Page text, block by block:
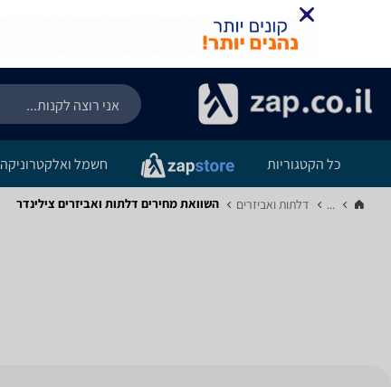
כל הקטגוריות חשמל ואלקטרוניקה
... דלתות ואביזרים‏ השוואת מחירים דלתות ואביזרים ‏צילינדר